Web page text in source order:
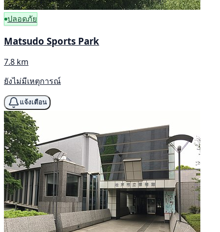
ปลอดภัย
Matsudo Sports Park
7.8 km
ยังไม่มีเหตุการณ์
แจ้งเตือน